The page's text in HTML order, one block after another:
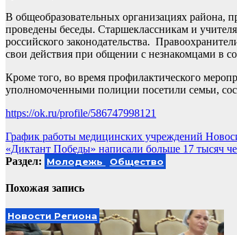
В общеобразовательных организациях
проведены беседы. Старшеклассникам и
российского законодательства.
свои действия при общении с незнакомцами в
Кроме того, во время профилактического
уполномоченными полиции посетили семьи,
https://ok.ru/profile/586747998121
Навигация
по
График работы медицинских учреждений
«Диктант Победы» написали больше 17 тысяч
Раздел: Молодежь Общество
Похожая запись
Новости Региона